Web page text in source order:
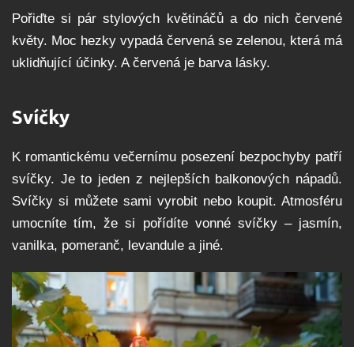
Pořiďte si pár stylových květináčů a do nich červené
květy. Moc hezky vypadá červená se zelenou, která má
uklidňující účinky. A červená je barva lásky.
Svíčky
K romantickému večernímu posezení bezpochyby patří
svíčky. Je to jeden z nejlepších balkonových nápadů.
Svíčky si můžete sami vyrobit nebo koupit. Atmosféru
umocníte tím, že si pořídíte vonné svíčky – jasmín,
vanilka, pomeranč, levandule a jiné.